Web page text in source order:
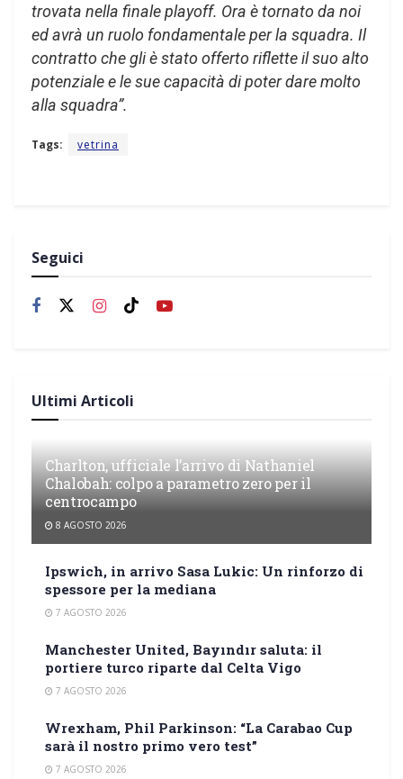
trovata nella finale playoff. Ora è tornato da noi
ed avrà un ruolo fondamentale per la squadra. Il
contratto che gli è stato offerto riflette il suo alto
potenziale e le sue capacità di poter dare molto
alla squadra”.
Tags: vetrina
Seguici
Ultimi Articoli
Charlton, ufficiale l’arrivo di Nathaniel
Chalobah: colpo a parametro zero per il
centrocampo
8 AGOSTO 2026
Ipswich, in arrivo Sasa Lukic: Un rinforzo di
spessore per la mediana
7 AGOSTO 2026
Manchester United, Bayındır saluta: il
portiere turco riparte dal Celta Vigo
7 AGOSTO 2026
Wrexham, Phil Parkinson: “La Carabao Cup
sarà il nostro primo vero test”
7 AGOSTO 2026